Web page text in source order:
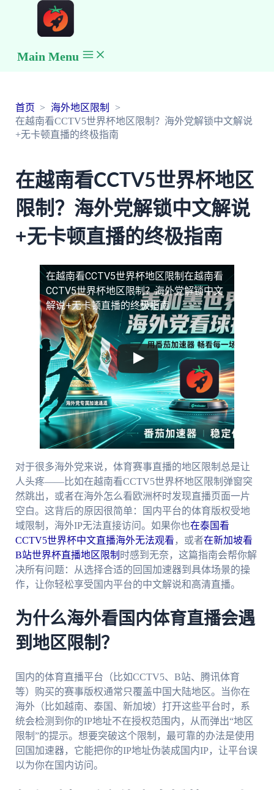
Main Menu
首页
海外地区限制
在越南看CCTV5世界杯地区限制？海外党解锁中文解说
+无卡顿直播的终极指南
在越南看CCTV5世界杯地区
限制？海外党解锁中文解说
+无卡顿直播的终极指南
在越南看CCTV5世界杯地区限制 在越南看
CCTV5世界杯地区限制？海外党解锁中文
解说+无卡顿直播的终极指南
对于很多海外党来说，体育赛事直播的地区限制总是让
人头疼——比如在越南看CCTV5世界杯地区限制弹窗突
然跳出，或者在海外怎么看欧洲杯时发现直播页面一片
空白。这背后的原因很简单：国内平台的体育版权受地
域限制，海外IP无法直接访问。如果你也在泰国看
CCTV5世界杯中文直播海外无法观看 ，或者在新加坡看
B站世界杯直播地区限制 时感到无奈，这篇指南会帮你解
决所有问题：从选择合适的回国加速器到具体场景的操
作，让你轻松享受国内平台的中文解说和高清直播。
为什么海外看国内体育直播会遇
到地区限制？
国内的体育直播平台（比如CCTV5、B站、腾讯体育
等）购买的赛事版权通常只覆盖中国大陆地区。当你在
海外（比如越南、泰国、新加坡）打开这些平台时，系
统会检测到你的IP地址不在授权范围内，从而弹出“地区
限制”的提示。想要突破这个限制，最可靠的办法是使用
回国加速器，它能把你的IP地址伪装成国内IP，让平台误
以为你在国内访问。